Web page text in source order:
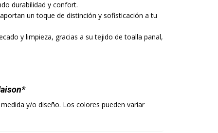
durabilidad y confort.
un toque de distinción y sofisticación a tu
y limpieza, gracias a su tejido de toalla panal,
y/o diseño. Los colores pueden variar